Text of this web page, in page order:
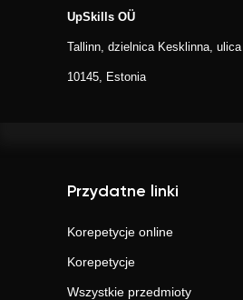
UpSkills OÜ
Tallinn, dzielnica Kesklinna, ulica
10145, Estonia
Przydatne linki
Korepetycje online
Korepetycje
Wszystkie przedmioty